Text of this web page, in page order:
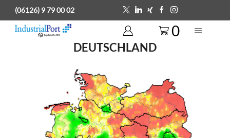
(06126) 9 79 00 02
0
DEUTSCHLAND